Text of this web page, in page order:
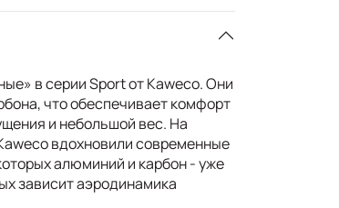
в серии Sport от Kaweco. Они
что обеспечивает комфорт
и небольшой вес. На
вдохновили современные
алюминий и карбон - уже
зависит аэродинамика